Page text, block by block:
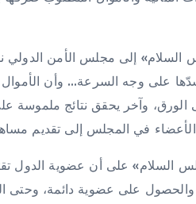
إلى مجلس الأمن الدولي
على وجه السرعة… وأن الأموال
وآخر يحقق نتائج ملموسة
في المجلس إلى تقديم
السلام» على أن عضوية الدول
على عضوية دائمة، وحتى